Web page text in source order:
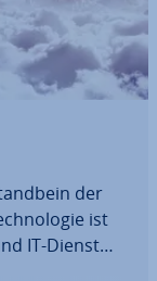
der
ist
IT-Dienste